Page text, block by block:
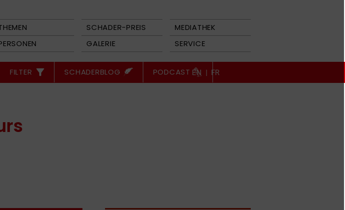
SCHADER-PREIS
MEDIATHEK
GALERIE SERVICE
FILTER SCHADERBLOG PODCAST EN | FR